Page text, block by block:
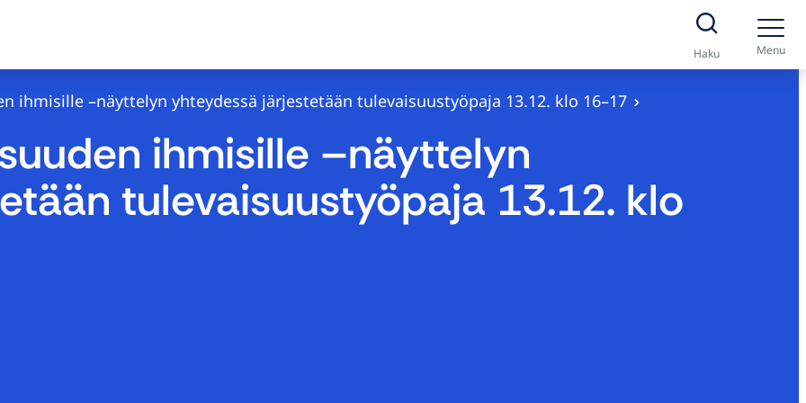
Haku Menu
ihmisille –näyttelyn yhteydessä järjestetään tulevaisuustyöpaja 13.12. klo 16–17
ihmisille –näyttelyn
tulevaisuustyöpaja 13.12. klo